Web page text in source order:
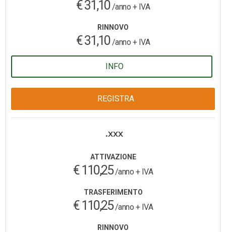
€ 31,10 /anno + IVA
RINNOVO
€ 31,10/anno + IVA
INFO
REGISTRA
.xxx
ATTIVAZIONE
€ 110,25/anno + IVA
TRASFERIMENTO
€ 110,25/anno + IVA
RINNOVO